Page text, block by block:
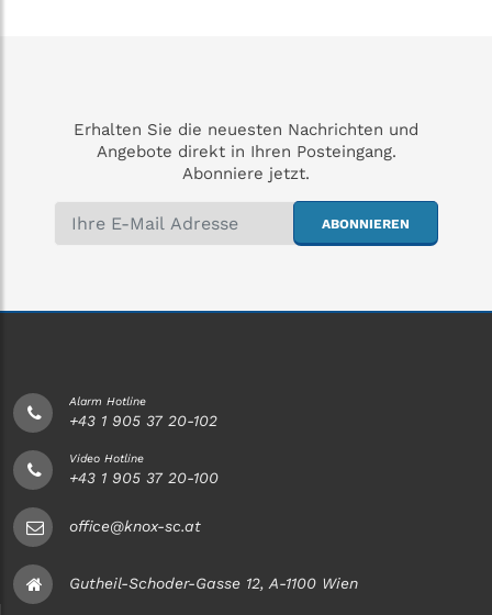
Erhalten Sie die neuesten Nachrichten und
Angebote direkt in Ihren Posteingang.
Abonniere jetzt.
ABONNIEREN
Alarm Hotline
+43 1 905 37 20-102
Video Hotline
+43 1 905 37 20-100
office@knox-sc.at
Gutheil-Schoder-Gasse 12, A-1100 Wien